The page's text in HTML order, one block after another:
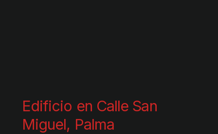
Edificio en Calle San
Miguel, Palma